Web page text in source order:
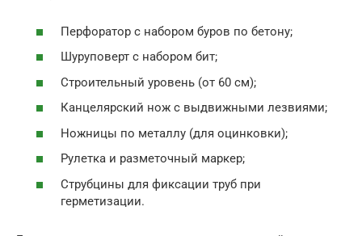
Перфоратор с набором буров по бетону;
Шуруповерт с набором бит;
Строительный уровень (от 60 см);
Канцелярский нож с выдвижными лезвиями;
Ножницы по металлу (для оцинковки);
Рулетка и разметочный маркер;
Струбцины для фиксации труб при
герметизации.